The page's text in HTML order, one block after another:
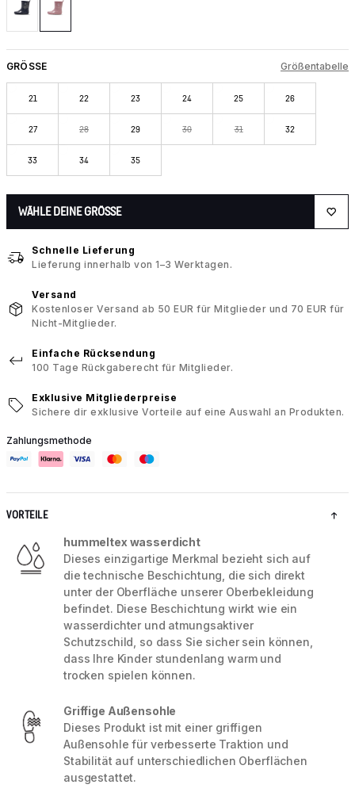
GRÖSSE Größentabelle
21 22 23 24 25 26
27 28 29 30 31 32
33 34 35
WÄHLE DEINE GRÖSSE
Schnelle Lieferung
Lieferung innerhalb von 1–3 Werktagen.
Versand
Kostenloser Versand ab 50 EUR für Mitglieder und 70 EUR für
Nicht-Mitglieder.
Einfache Rücksendung
100 Tage Rückgaberecht für Mitglieder.
Exklusive Mitgliederpreise
Sichere dir exklusive Vorteile auf eine Auswahl an Produkten.
Zahlungsmethode
VORTEILE
hummeltex wasserdicht
Dieses einzigartige Merkmal bezieht sich auf
die technische Beschichtung, die sich direkt
unter der Oberfläche unserer Oberbekleidung
befindet. Diese Beschichtung wirkt wie ein
wasserdichter und atmungsaktiver
Schutzschild, so dass Sie sicher sein können,
dass Ihre Kinder stundenlang warm und
trocken spielen können.
Griffige Außensohle
Dieses Produkt ist mit einer griffigen
Außensohle für verbesserte Traktion und
Stabilität auf unterschiedlichen Oberflächen
ausgestattet.